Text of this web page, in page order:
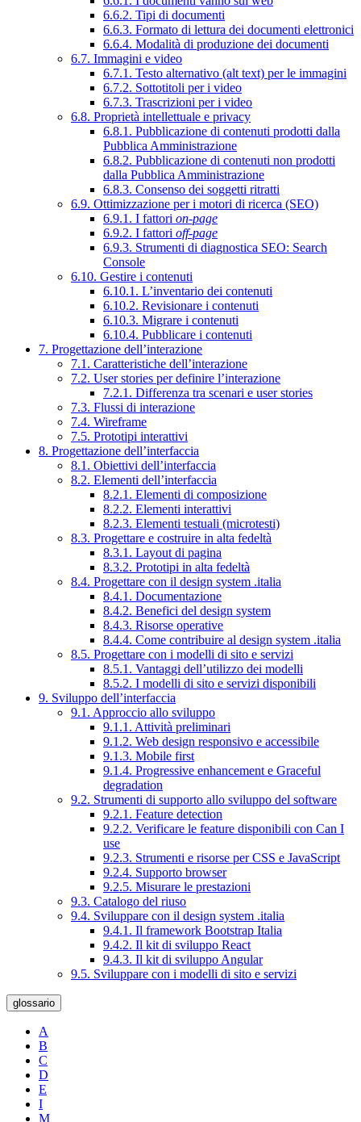
6.6.2. Tipi di documenti
6.6.3. Formato di lettura dei documenti elettronici
6.6.4. Modalità di produzione dei documenti
6.7. Immagini e video
6.7.1. Testo alternativo (alt text) per le immagini
6.7.2. Sottotitoli per i video
6.7.3. Trascrizioni per i video
6.8. Proprietà intellettuale e privacy
6.8.1. Pubblicazione di contenuti prodotti dalla
Pubblica Amministrazione
6.8.2. Pubblicazione di contenuti non prodotti
dalla Pubblica Amministrazione
6.8.3. Consenso dei soggetti ritratti
6.9. Ottimizzazione per i motori di ricerca (SEO)
6.9.1. I fattori on-page
6.9.2. I fattori off-page
6.9.3. Strumenti di diagnostica SEO: Search
Console
6.10. Gestire i contenuti
6.10.1. L’inventario dei contenuti
6.10.2. Revisionare i contenuti
6.10.3. Migrare i contenuti
6.10.4. Pubblicare i contenuti
7. Progettazione dell’interazione
7.1. Caratteristiche dell’interazione
7.2. User stories per definire l’interazione
7.2.1. Differenza tra scenari e user stories
7.3. Flussi di interazione
7.4. Wireframe
7.5. Prototipi interattivi
8. Progettazione dell’interfaccia
8.1. Obiettivi dell’interfaccia
8.2. Elementi dell’interfaccia
8.2.1. Elementi di composizione
8.2.2. Elementi interattivi
8.2.3. Elementi testuali (microtesti)
8.3. Progettare e costruire in alta fedeltà
8.3.1. Layout di pagina
8.3.2. Prototipi in alta fedeltà
8.4. Progettare con il design system .italia
8.4.1. Documentazione
8.4.2. Benefici del design system
8.4.3. Risorse operative
8.4.4. Come contribuire al design system .italia
8.5. Progettare con i modelli di sito e servizi
8.5.1. Vantaggi dell’utilizzo dei modelli
8.5.2. I modelli di sito e servizi disponibili
9. Sviluppo dell’interfaccia
9.1. Approccio allo sviluppo
9.1.1. Attività preliminari
9.1.2. Web design responsivo e accessibile
9.1.3. Mobile first
9.1.4. Progressive enhancement e Graceful
degradation
9.2. Strumenti di supporto allo sviluppo del software
9.2.1. Feature detection
9.2.2. Verificare le feature disponibili con Can I
use
9.2.3. Strumenti e risorse per CSS e JavaScript
9.2.4. Supporto browser
9.2.5. Misurare le prestazioni
9.3. Catalogo del riuso
9.4. Sviluppare con il design system .italia
9.4.1. Il framework Bootstrap Italia
9.4.2. Il kit di sviluppo React
9.4.3. Il kit di sviluppo Angular
9.5. Sviluppare con i modelli di sito e servizi
glossario
A
B
C
D
E
I
M